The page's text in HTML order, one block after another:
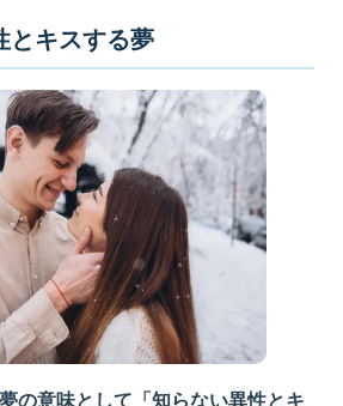
とキスする夢
の意味として「知らない異性とキ